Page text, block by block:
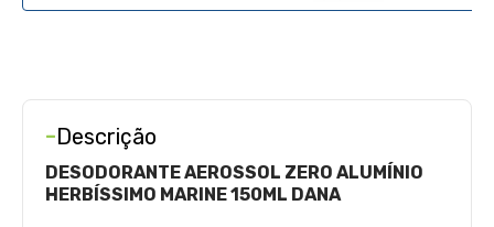
-Descrição
DESODORANTE AEROSSOL ZERO ALUMÍNIO
HERBÍSSIMO MARINE 150ML DANA